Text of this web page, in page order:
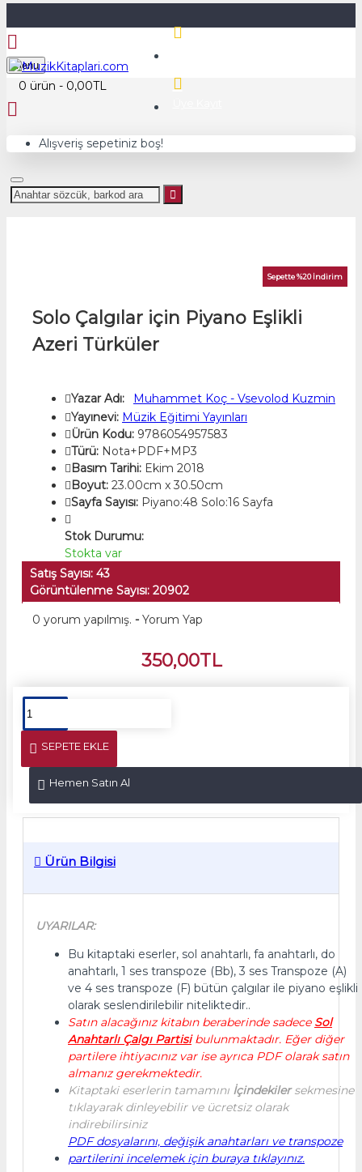
Menu
0 ürün - 0,00TL
Alışveriş sepetiniz boş!
Sepette %20 İndirim
Solo Çalgılar için Piyano Eşlikli
Azeri Türküler
Yazar Adı:
Muhammet Koç - Vsevolod Kuzmin
Yayınevi: Müzik Eğitimi Yayınları
Ürün Kodu: 9786054957583
Türü: Nota+PDF+MP3
Basım Tarihi: Ekim 2018
Boyut: 23.00cm x 30.50cm
Sayfa Sayısı: Piyano:48 Solo:16 Sayfa
Stok Durumu:
Stokta var
Satış Sayısı: 43
Görüntülenme Sayısı: 20902
0 yorum yapılmış. - Yorum Yap
350,00TL
SEPETE EKLE
Hemen Satın Al
Ürün Bilgisi
UYARILAR:
Bu kitaptaki eserler, sol anahtarlı, fa anahtarlı, do
anahtarlı, 1 ses transpoze (Bb), 3 ses Transpoze (A)
ve 4 ses transpoze (F) bütün çalgılar ile piyano eşlikli
olarak seslendirilebilir niteliktedir..
Satın alacağınız kitabın beraberinde sadece Sol
Anahtarlı Çalgı Partisi bulunmaktadır. Eğer diğer
partilere ihtiyacınız var ise ayrıca PDF olarak satın
almanız gerekmektedir.
Kitaptaki eserlerin tamamını İçindekilersekmesine
tıklayarak dinleyebilir ve ücretsiz olarak
indirebilirsiniz
PDF dosyalarını, değişik anahtarları ve transpoze
partilerini incelemek için buraya tıklayınız.